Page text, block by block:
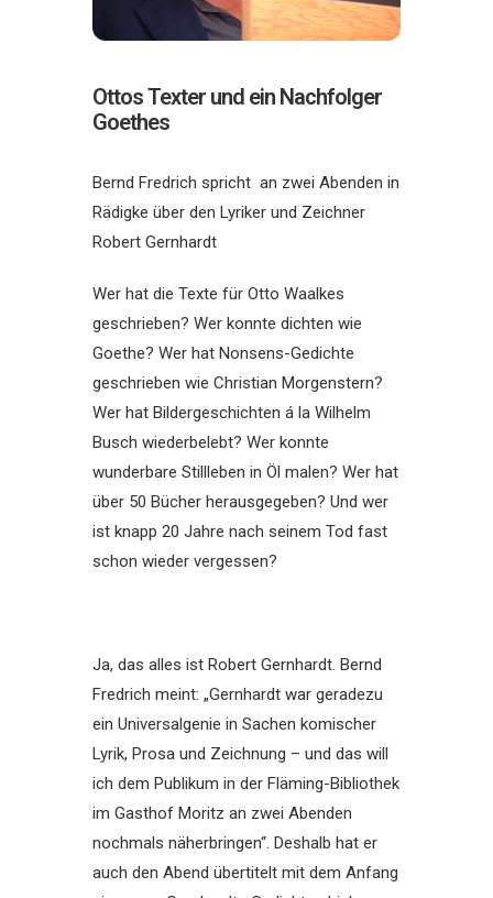
Ottos Texter und ein Nachfolger
Goethes
Bernd Fredrich spricht an zwei Abenden in
Rädigke über den Lyriker und Zeichner
Robert Gernhardt
Wer hat die Texte für Otto Waalkes
geschrieben? Wer konnte dichten wie
Goethe? Wer hat Nonsens-Gedichte
geschrieben wie Christian Morgenstern?
Wer hat Bildergeschichten á la Wilhelm
Busch wiederbelebt? Wer konnte
wunderbare Stillleben in Öl malen? Wer hat
über 50 Bücher herausgegeben? Und wer
ist knapp 20 Jahre nach seinem Tod fast
schon wieder vergessen?
Ja, das alles ist Robert Gernhardt. Bernd
Fredrich meint: „Gernhardt war geradezu
ein Universalgenie in Sachen komischer
Lyrik, Prosa und Zeichnung – und das will
ich dem Publikum in der Fläming-Bibliothek
im Gasthof Moritz an zwei Abenden
nochmals näherbringen“. Deshalb hat er
auch den Abend übertitelt mit dem Anfang